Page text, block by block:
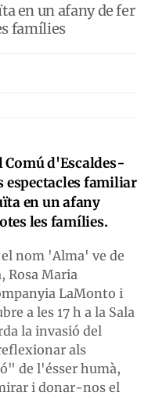
en un afany de fer
famílies
Comú d'Escaldes-
espectacles familiar
en un afany
les famílies.
nom 'Alma' ve de
Rosa Maria
LaMonto i
a les 17 h a la Sala
la invasió del
als
de l'ésser humà,
i donar-nos el